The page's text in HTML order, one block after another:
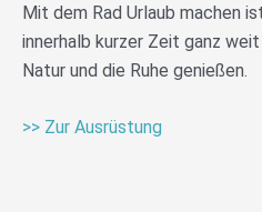
Mit dem Rad Urlaub machen
innerhalb kurzer Zeit ganz
Natur und die Ruhe genießen.
>> Zur Ausrüstung